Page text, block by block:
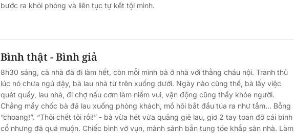
bước ra khỏi phòng và liên tục tự kết tội mình.
Bình thật - Bình giả
8h30 sáng, cả nhà đã đi làm hết, còn mỗi mình bà ở nhà với thằng cháu nội. Tranh thủ
lúc nó chưa ngủ dậy, bà lau nhà từ trên xuống dưới. Ngày nào cũng thế, bà lấy việc
quét quẩy, lau nhà, đi chợ nấu cơm làm niềm vui, vận động cũng thấy khỏe người.
Chẳng mấy chốc bà đã lau xuống phòng khách, mồ hôi bắt đầu túa ra như tắm... Bỗng
“choang!”. “Thôi chết tôi rồi!” - bà vừa hét vừa quăng giẻ lau, giơ 2 tay toan đỡ cái bình
cổ nhưng đã quá muộn. Chiếc bình vỡ vụn, mảnh sành bắn tung tóe khắp sàn nhà. Làm